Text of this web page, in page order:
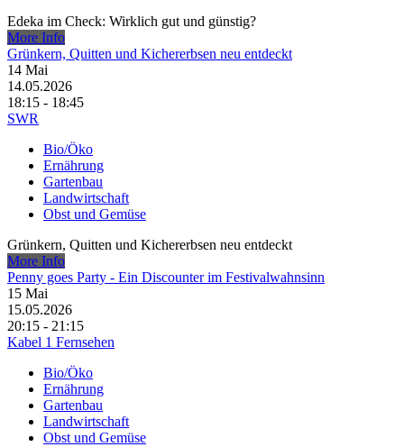
Edeka im Check: Wirklich gut und günstig?
More Info
Grünkern, Quitten und Kichererbsen neu entdeckt
14 Mai
14.05.2026
18:15 - 18:45
SWR
Bio/Öko
Ernährung
Gartenbau
Landwirtschaft
Obst und Gemüse
Grünkern, Quitten und Kichererbsen neu entdeckt
More Info
Penny goes Party - Ein Discounter im Festivalwahnsinn
15 Mai
15.05.2026
20:15 - 21:15
Kabel 1 Fernsehen
Bio/Öko
Ernährung
Gartenbau
Landwirtschaft
Obst und Gemüse